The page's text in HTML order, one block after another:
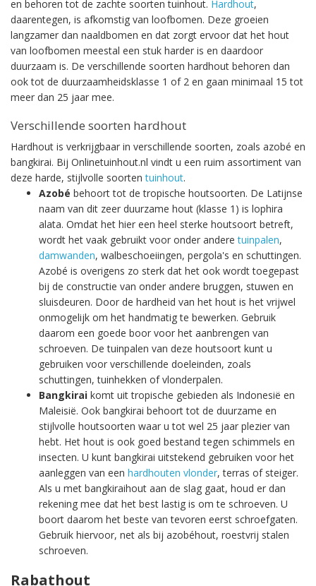
en behoren tot de zachte soorten tuinhout. Hardhout,
daarentegen, is afkomstig van loofbomen. Deze groeien
langzamer dan naaldbomen en dat zorgt ervoor dat het hout
van loofbomen meestal een stuk harder is en daardoor
duurzaam is. De verschillende soorten hardhout behoren dan
ook tot de duurzaamheidsklasse 1 of 2 en gaan minimaal 15 tot
meer dan 25 jaar mee.
Verschillende soorten hardhout
Hardhout is verkrijgbaar in verschillende soorten, zoals azobé en
bangkirai. Bij Onlinetuinhout.nl vindt u een ruim assortiment van
deze harde, stijlvolle soortentuinhout.
Azobé behoort tot de tropische houtsoorten. De Latijnse
naam van dit zeer duurzame hout (klasse 1) is lophira
alata. Omdat het hier een heel sterke houtsoort betreft,
wordt het vaak gebruikt voor onder anderetuinpalen,
damwanden, walbeschoeiingen, pergola's en schuttingen.
Azobé is overigens zo sterk dat het ook wordt toegepast
bij de constructie van onder andere bruggen, stuwen en
sluisdeuren. Door de hardheid van het hout is het vrijwel
onmogelijk om het handmatig te bewerken. Gebruik
daarom een goede boor voor het aanbrengen van
schroeven. De tuinpalen van deze houtsoort kunt u
gebruiken voor verschillende doeleinden, zoals
schuttingen, tuinhekken of vlonderpalen.
Bangkirai komt uit tropische gebieden als Indonesië en
Maleisië. Ook bangkirai behoort tot de duurzame en
stijlvolle houtsoorten waar u tot wel 25 jaar plezier van
hebt. Het hout is ook goed bestand tegen schimmels en
insecten. U kunt bangkirai uitstekend gebruiken voor het
aanleggen van een hardhouten vlonder, terras of steiger.
Als u met bangkiraihout aan de slag gaat, houd er dan
rekening mee dat het best lastig is om te schroeven. U
boort daarom het beste van tevoren eerst schroefgaten.
Gebruik hiervoor, net als bij azobéhout, roestvrij stalen
schroeven.
Rabathout